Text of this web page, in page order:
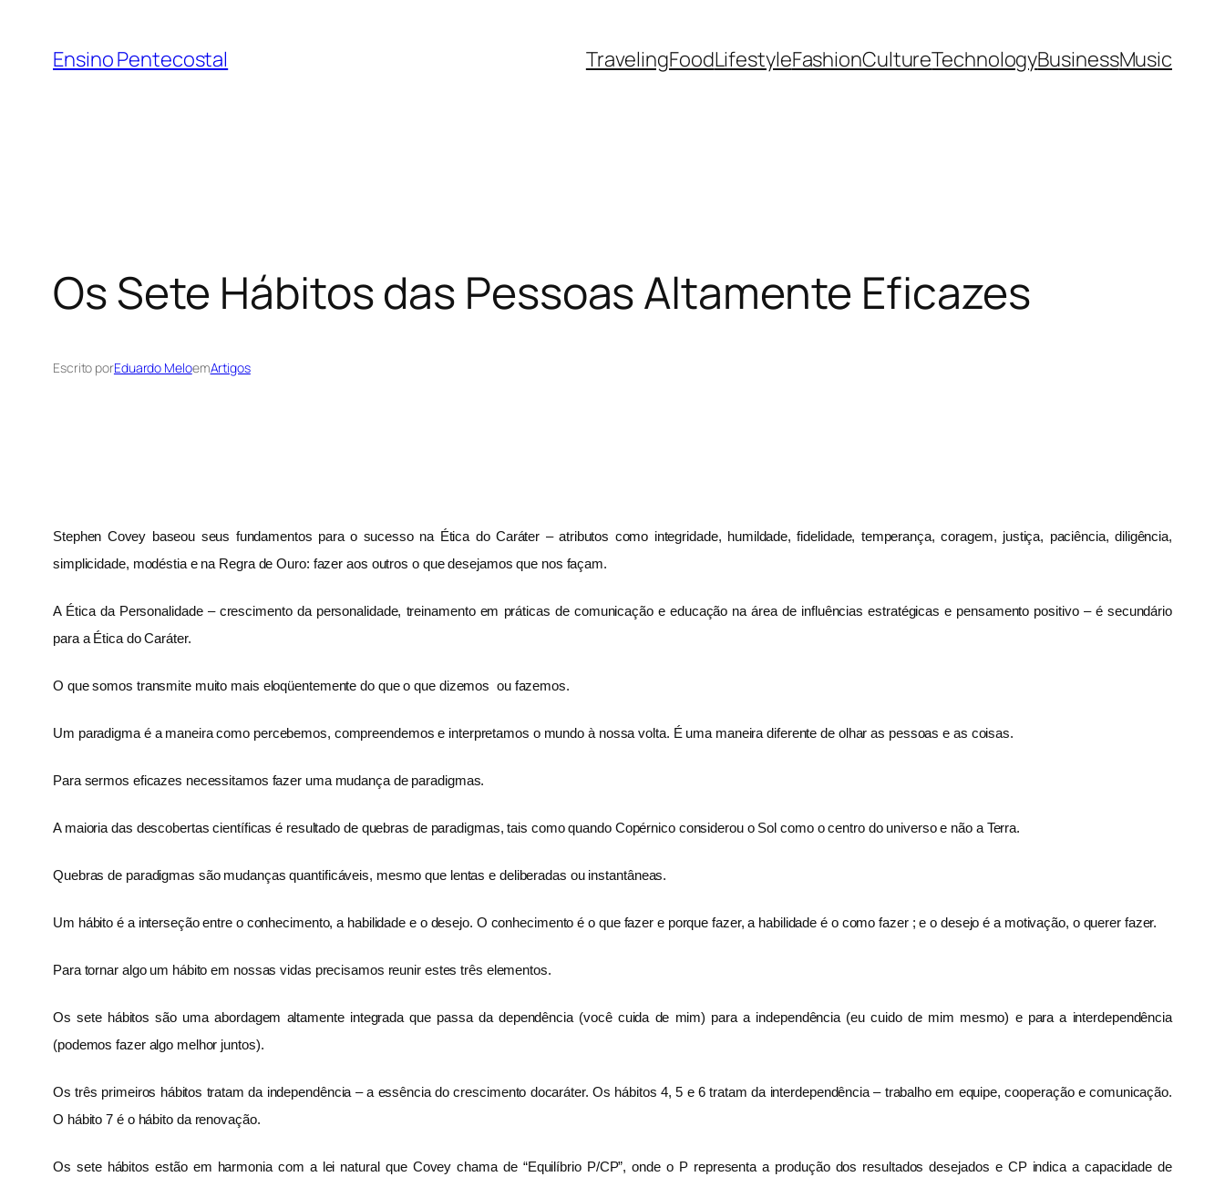
Ensino Pentecostal TravelingFoodLifestyleFashionCultureTechnologyBusinessMusic
Os Sete Hábitos das Pessoas Altamente Eficazes
Escrito porEduardo MeloemArtigos
Stephen Covey baseou seus fundamentos para o sucesso na Ética do Caráter – atributos como integridade, humildade, fidelidade, temperança, coragem, justiça, paciência, diligência,
simplicidade, modéstia e na Regra de Ouro: fazer aos outros o que desejamos que nos façam.
A Ética da Personalidade – crescimento da personalidade, treinamento em práticas de comunicação e educação na área de influências estratégicas e pensamento positivo – é secundário
para a Ética do Caráter.
O que somos transmite muito mais eloqüentemente do que o que dizemos ou fazemos.
Um paradigma é a maneira como percebemos, compreendemos e interpretamos o mundo à nossa volta. É uma maneira diferente de olhar as pessoas e as coisas.
Para sermos eficazes necessitamos fazer uma mudança de paradigmas.
A maioria das descobertas científicas é resultado de quebras de paradigmas, tais como quando Copérnico considerou o Sol como o centro do universo e não a Terra.
Quebras de paradigmas são mudanças quantificáveis, mesmo que lentas e deliberadas ou instantâneas.
Um hábito é a interseção entre o conhecimento, a habilidade e o desejo. O conhecimento é o que fazer e porque fazer, a habilidade é o como fazer ; e o desejo é a motivação, o querer fazer.
Para tornar algo um hábito em nossas vidas precisamos reunir estes três elementos.
Os sete hábitos são uma abordagem altamente integrada que passa da dependência (você cuida de mim) para a independência (eu cuido de mim mesmo) e para a interdependência
(podemos fazer algo melhor juntos).
Os três primeiros hábitos tratam da independência – a essência do crescimento docaráter. Os hábitos 4, 5 e 6 tratam da interdependência – trabalho em equipe, cooperação e comunicação.
O hábito 7 é o hábito da renovação.
Os sete hábitos estão em harmonia com a lei natural que Covey chama de “Equilíbrio P/CP”, onde o P representa a produção dos resultados desejados e CP indica a capacidade de